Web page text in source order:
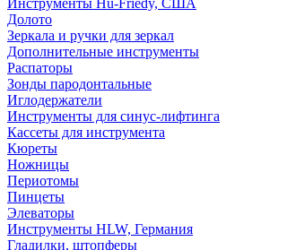
Инструменты Hu-Friedy, США
Долото
Зеркала и ручки для зеркал
Дополнительные инструменты
Распаторы
Зонды пародонтальные
Иглодержатели
Инструменты для синус-лифтинга
Кассеты для инструмента
Кюреты
Ножницы
Периотомы
Пинцеты
Элеваторы
Инструменты HLW, Германия
Гладилки, штопферы